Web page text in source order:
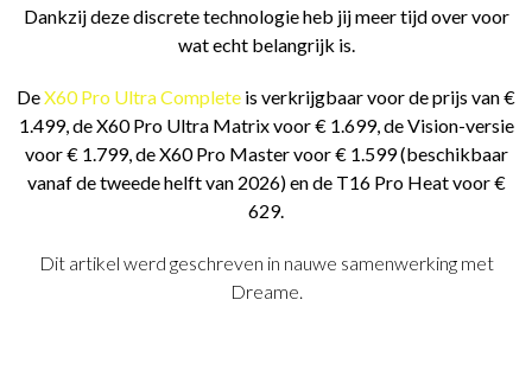
Dankzij deze discrete technologie heb jij meer tijd over voor
wat echt belangrijk is.
DeX60 Pro Ultra Complete is verkrijgbaar voor de prijs van €
1.499, de X60 Pro Ultra Matrix voor € 1.699, de Vision-versie
voor € 1.799, de X60 Pro Master voor € 1.599 (beschikbaar
vanaf de tweede helft van 2026) en de T16 Pro Heat voor €
629.
Dit artikel werd geschreven in nauwe samenwerking met
Dreame.